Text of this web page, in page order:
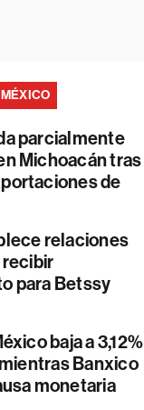
parcialmente
Michoacán tras
de
relaciones
para Betssy
baja a 3,12%
Banxico
monetaria